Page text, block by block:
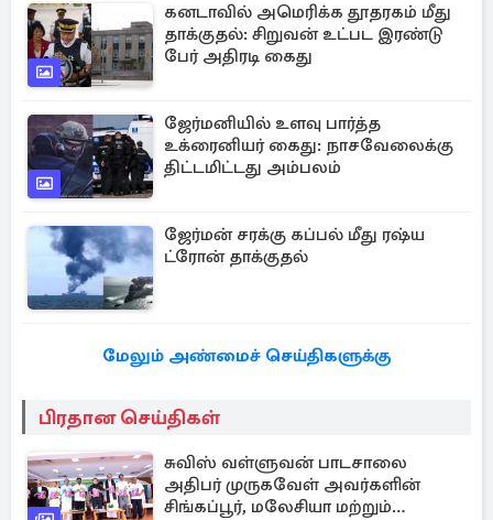
கனடாவில் அமெரிக்க தூதரகம் மீது
தாக்குதல்: சிறுவன் உட்பட இரண்டு
பேர் அதிரடி கைது
ஜேர்மனியில் உளவு பார்த்த
உக்ரைனியர் கைது: நாசவேலைக்கு
திட்டமிட்டது அம்பலம்
ஜேர்மன் சரக்கு கப்பல் மீது ரஷ்ய
ட்ரோன் தாக்குதல்
மேலும் அண்மைச் செய்திகளுக்கு
பிரதான செய்திகள்
சுவிஸ் வள்ளுவன் பாடசாலை
அதிபர் முருகவேள் அவர்களின்
சிங்கப்பூர், மலேசியா மற்றும்